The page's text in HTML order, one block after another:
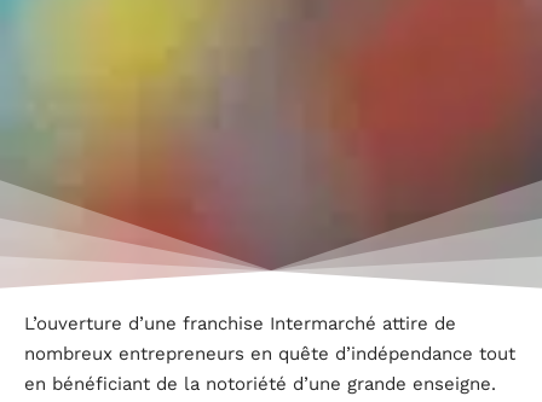
L’ouverture d’une franchise Intermarché attire de
nombreux entrepreneurs en quête d’indépendance tout
en bénéficiant de la notoriété d’une grande enseigne.